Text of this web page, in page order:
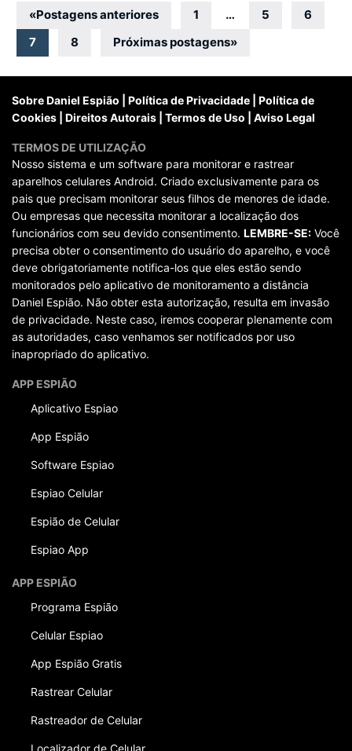
Navegação
por
posts
«Postagens anteriores 1 … 5
6
7
8 Próximas postagens»
Sobre Daniel Espião Política de Privacidade
Política de
Cookies
Direitos Autorais Termos de Uso Aviso Legal
TERMOS DE UTILIZAÇÃO
Nosso sistema e um software para monitorar e rastrear
aparelhos celulares Android. Criado exclusivamente para os
pais que precisam monitorar seus filhos de menores de idade.
Ou empresas que necessita monitorar a localização dos
funcionários com seu devido consentimento. LEMBRE-SE: Você
precisa obter o consentimento do usuário do aparelho, e você
deve obrigatoriamente notifica-los que eles estão sendo
monitorados pelo aplicativo de monitoramento a distância
Daniel Espião. Não obter esta autorização, resulta em invasão
de privacidade. Neste caso, iremos cooperar plenamente com
as autoridades, caso venhamos ser notificados por uso
inapropriado do aplicativo.
APP ESPIÃO
Aplicativo Espiao
App Espião
Software Espiao
Espiao Celular
Espião de Celular
Espiao App
APP ESPIÃO
Programa Espião
Celular Espiao
App Espião Gratis
Rastrear Celular
Rastreador de Celular
Localizador de Celular